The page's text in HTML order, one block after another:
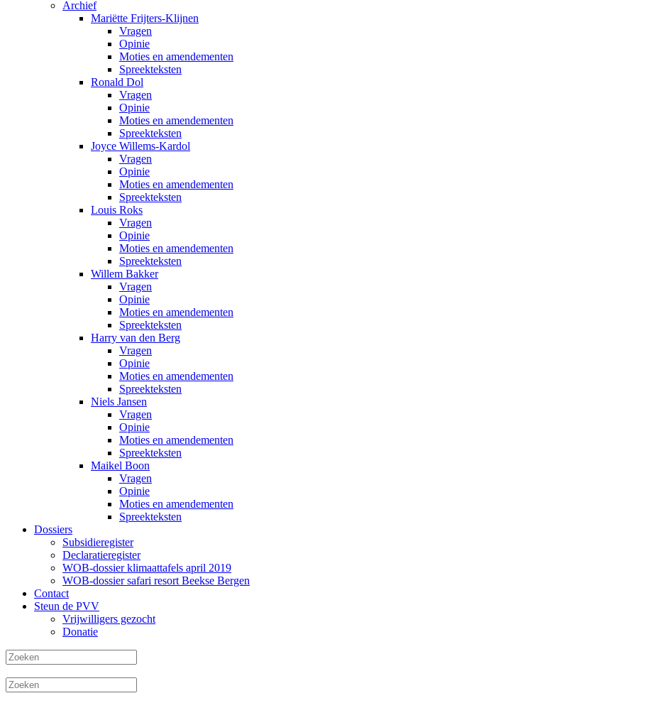
Archief
Mariëtte Frijters-Klijnen
Vragen
Opinie
Moties en amendementen
Spreekteksten
Ronald Dol
Vragen
Opinie
Moties en amendementen
Spreekteksten
Joyce Willems-Kardol
Vragen
Opinie
Moties en amendementen
Spreekteksten
Louis Roks
Vragen
Opinie
Moties en amendementen
Spreekteksten
Willem Bakker
Vragen
Opinie
Moties en amendementen
Spreekteksten
Harry van den Berg
Vragen
Opinie
Moties en amendementen
Spreekteksten
Niels Jansen
Vragen
Opinie
Moties en amendementen
Spreekteksten
Maikel Boon
Vragen
Opinie
Moties en amendementen
Spreekteksten
Dossiers
Subsidieregister
Declaratieregister
WOB-dossier klimaattafels april 2019
WOB-dossier safari resort Beekse Bergen
Contact
Steun de PVV
Vrijwilligers gezocht
Donatie